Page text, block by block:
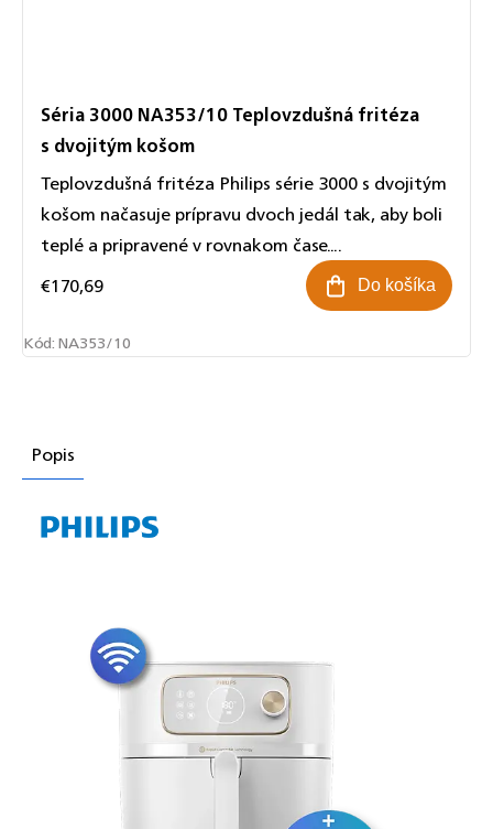
Séria 3000 NA353/10 Teplovzdušná fritéza
s dvojitým košom
€170,69 Do košíka
Teplovzdušná fritéza Philips série 3000 s dvojitým
košom načasuje prípravu dvoch jedál tak, aby boli
teplé a pripravené v rovnakom čase....
Kód:NA353/10
Popis